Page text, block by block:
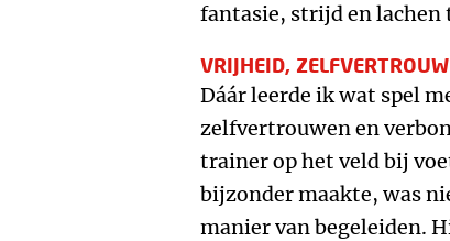
fantasie, strijd en
VRIJHEID,
Dáár leerde ik wat spel
zelfvertrouwen en
trainer op het veld bij
bijzonder maakte, was
manier van begeleiden.